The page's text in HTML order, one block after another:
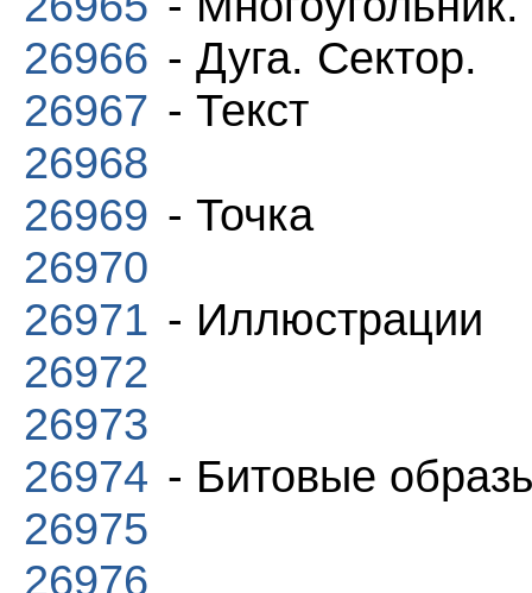
26966 - Дуга. Сектор.
26967 - Текст
26968
26969 - Точка
26970
26971 - Иллюстрации
26972
26973
26974 - Битовые
26975
26976